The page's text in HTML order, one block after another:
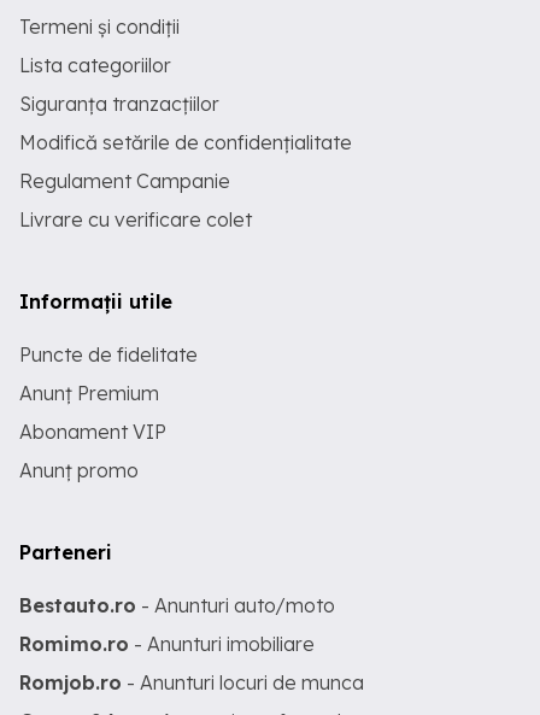
Termeni și condiții
Lista categoriilor
Siguranța tranzacțiilor
Modifică setările de confidențialitate
Regulament Campanie
Livrare cu verificare colet
Informații utile
Puncte de fidelitate
Anunț Premium
Abonament VIP
Anunț promo
Parteneri
Bestauto.ro - Anunturi auto/moto
Romimo.ro - Anunturi imobiliare
Romjob.ro - Anunturi locuri de munca